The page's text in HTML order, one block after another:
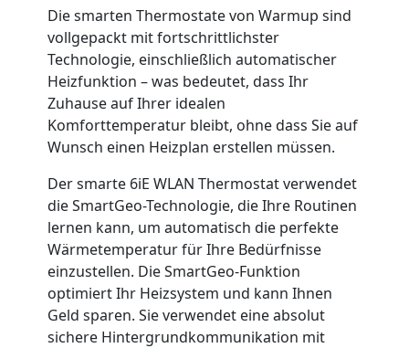
Die smarten Thermostate von Warmup sind
vollgepackt mit fortschrittlichster
Technologie, einschließlich automatischer
Heizfunktion – was bedeutet, dass Ihr
Zuhause auf Ihrer idealen
Komforttemperatur bleibt, ohne dass Sie auf
Wunsch einen Heizplan erstellen müssen.
Der smarte 6iE WLAN Thermostat verwendet
die SmartGeo-Technologie, die Ihre Routinen
lernen kann, um automatisch die perfekte
Wärmetemperatur für Ihre Bedürfnisse
einzustellen. Die SmartGeo-Funktion
optimiert Ihr Heizsystem und kann Ihnen
Geld sparen. Sie verwendet eine absolut
sichere Hintergrundkommunikation mit